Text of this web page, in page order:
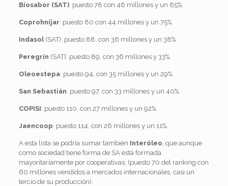
Biosabor (SAT): puesto 78 con 46 millones y un 65%.
Coprohníjar: puesto 80 con 44 millones y un 75%.
Indasol(SAT): puesto 88, con 36 millones y un 38%.
Peregrín (SAT): puesto 89, con 36 millones y 33%.
Oleoestepa: puesto 94, con 35 millones y un 29%.
San Sebastián: puesto 97, con 33 millones y un 40%.
COPISI: puesto 110, con 27 millones y un 92%.
Jaencoop: puesto 114, con 26 millones y un 11%.
A esta lista se podría sumar también Interóleo , que aunque
como sociedad tiene forma de SA está formada
mayoritariamente por cooperativas, (puesto 70 del ranking con
60 millones vendidos a mercados internacionales, casi un
tercio de su producción).